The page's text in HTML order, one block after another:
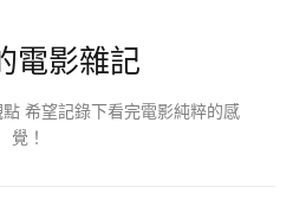
希望記錄下看完電影純粹的感
覺！